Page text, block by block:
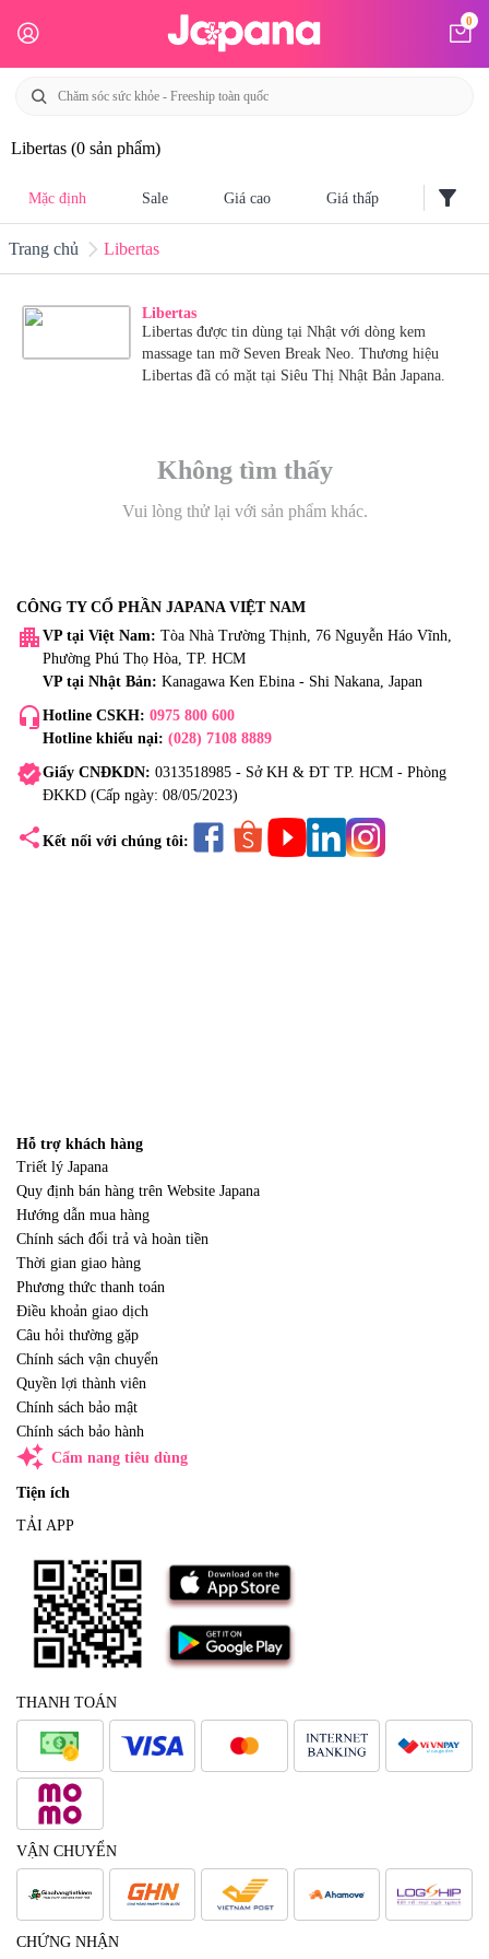
0
Libertas (0 sản phẩm)
Mặc định Sale Giá cao Giá thấp filter_alt
Trang chủ Libertas
Libertas
Libertas được tin dùng tại Nhật với dòng kem
massage tan mỡ Seven Break Neo. Thương hiệu
Libertas đã có mặt tại Siêu Thị Nhật Bản Japana.
Không tìm thấy
Vui lòng thử lại với sản phẩm khác.
CÔNG TY CỔ PHẦN JAPANA VIỆT NAM
apartment VP tại Việt Nam: Tòa Nhà Trường Thịnh, 76 Nguyễn Háo Vĩnh,
Phường Phú Thọ Hòa, TP. HCM
VP tại Nhật Bản: Kanagawa Ken Ebina - Shi Nakana, Japan
headset_mic Hotline CSKH: 0975 800 600
Hotline khiếu nại: (028) 7108 8889
verifiedGiấy CNĐKDN: 0313518985 - Sở KH & ĐT TP. HCM - Phòng
ĐKKD (Cấp ngày: 08/05/2023)
share Kết nối với chúng tôi:
Hỗ trợ khách hàng
Triết lý Japana
Quy định bán hàng trên Website Japana
Hướng dẫn mua hàng
Chính sách đổi trả và hoàn tiền
Thời gian giao hàng
Phương thức thanh toán
Điều khoản giao dịch
Câu hỏi thường gặp
Chính sách vận chuyển
Quyền lợi thành viên
Chính sách bảo mật
Chính sách bảo hành
auto_awesome Cẩm nang tiêu dùng
Tiện ích
TẢI APP
THANH TOÁN
VẬN CHUYỂN
CHỨNG NHẬN